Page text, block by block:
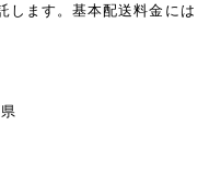
します。基本配送料金には